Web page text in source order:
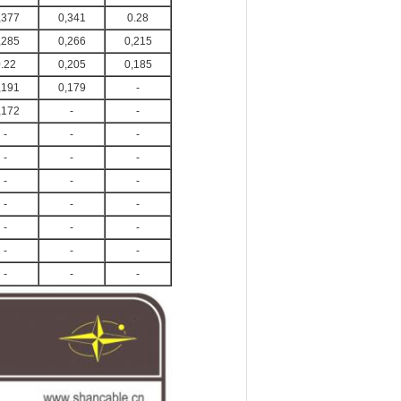
0,341
0.28
0,266
0,215
0,205
0,185
0,179
-
-
-
-
-
-
-
-
-
-
-
-
-
-
-
-
-
-
-
-
-
-
- -